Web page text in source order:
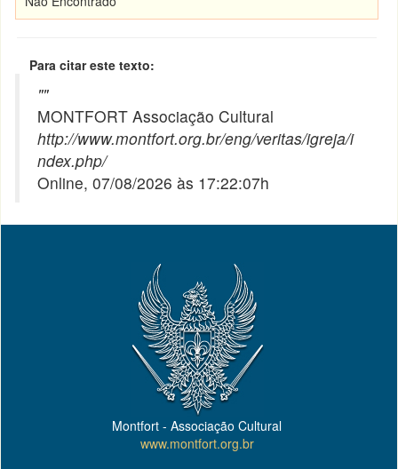
Para citar este texto:
""
MONTFORT Associação Cultural
http://www.montfort.org.br/eng/veritas/igreja/i
ndex.php/
Online, 07/08/2026 às 17:22:07h
Montfort - Associação Cultural
www.montfort.org.br